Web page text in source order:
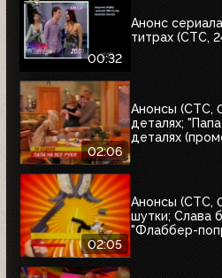
00:32
Анонс
титрах (СТС,
02:06
Анонсы (СТС,
деталях;
деталях
02:05
Анонсы (СТС,
шутки; Слава
"Флаббер-